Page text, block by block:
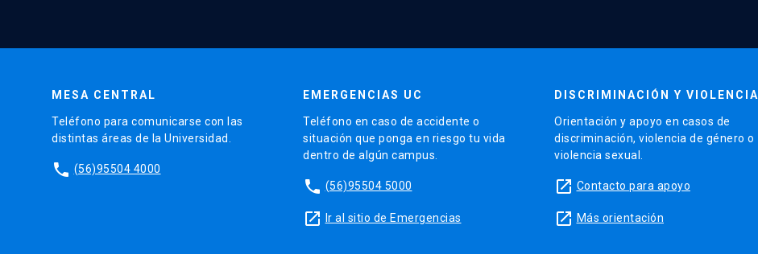
MESA CENTRAL
Teléfono para comunicarse con las
distintas áreas de la Universidad.
phone (56)95504 4000
EMERGENCIAS UC
Teléfono en caso de accidente o
situación que ponga en riesgo tu vida
dentro de algún campus.
phone (56)95504 5000
launch Ir al sitio de Emergencias
DISCRIMINACIÓN Y VIOLENCIA
Orientación y apoyo en casos de
discriminación, violencia de género o
violencia sexual.
launch Contacto para apoyo
launch Más orientación